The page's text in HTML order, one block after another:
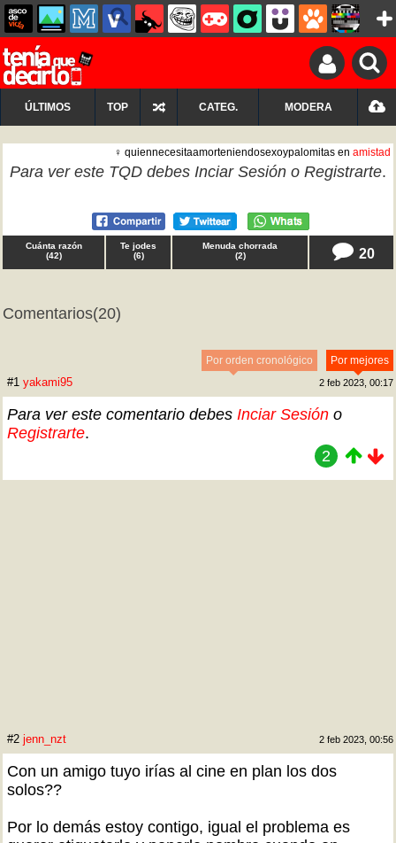
ÚLTIMOS TOP CATEG. MODERA
♀ quiennecesitaamorteniendosexoypalomitas en amistad
Para ver este TQD debes Inciar Sesión o Registrarte.
Cuánta razón
(42)
Te jodes
(6)
Menuda chorrada
(2) 20
Comentarios(20)
Por mejores
Por orden cronológico
#1 yakami95 2 feb 2023, 00:17
Para ver este comentario debes Inciar Sesión o
Registrarte.
2
#2 jenn_nzt 2 feb 2023, 00:56
Con un amigo tuyo irías al cine en plan los dos
solos??
Por lo demás estoy contigo, igual el problema es